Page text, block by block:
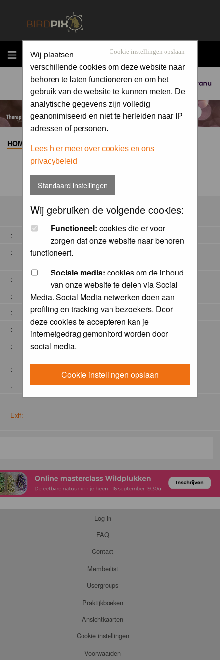
MENU
Sponsored by
Cookie instellingen opslaan
Wij plaatsen
verschillende cookies om deze website naar
behoren te laten functioneren en om het
gebruik van de website te kunnen meten. De
analytische gegevens zijn volledig
geanonimiseerd en niet te herleiden naar IP
adressen of personen.
Lees hier meer over cookies en ons
privacybeleid
Standaard instellingen
Wij gebruiken de volgende cookies:
Functioneel: cookies die er voor
zorgen dat onze website naar behoren
functioneert.
Sociale media: cookies om de inhoud
van onze website te delen via Social
Media. Social Media netwerken doen aan
profiling en tracking van bezoekers. Door
deze cookies te accepteren kan je
internetgedrag gemonitord worden door
social media.
Cookie instellingen opslaan
HOME > ALBUM
:
:
:
:
:
:
:
:
:
Exif:
Log in
FAQ
Contact
Memberlist
Usergroups
Praktijkboeken
Ansichtkaarten
Cookie instellingen
Voorwaarden